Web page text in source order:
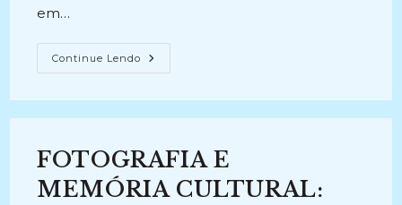
em…
Continue Lendo REVISTA
ANALISANDO
INFORMAÇÃO
(2021-
2025)
FOTOGRAFIA E
MEMÓRIA CULTURAL: